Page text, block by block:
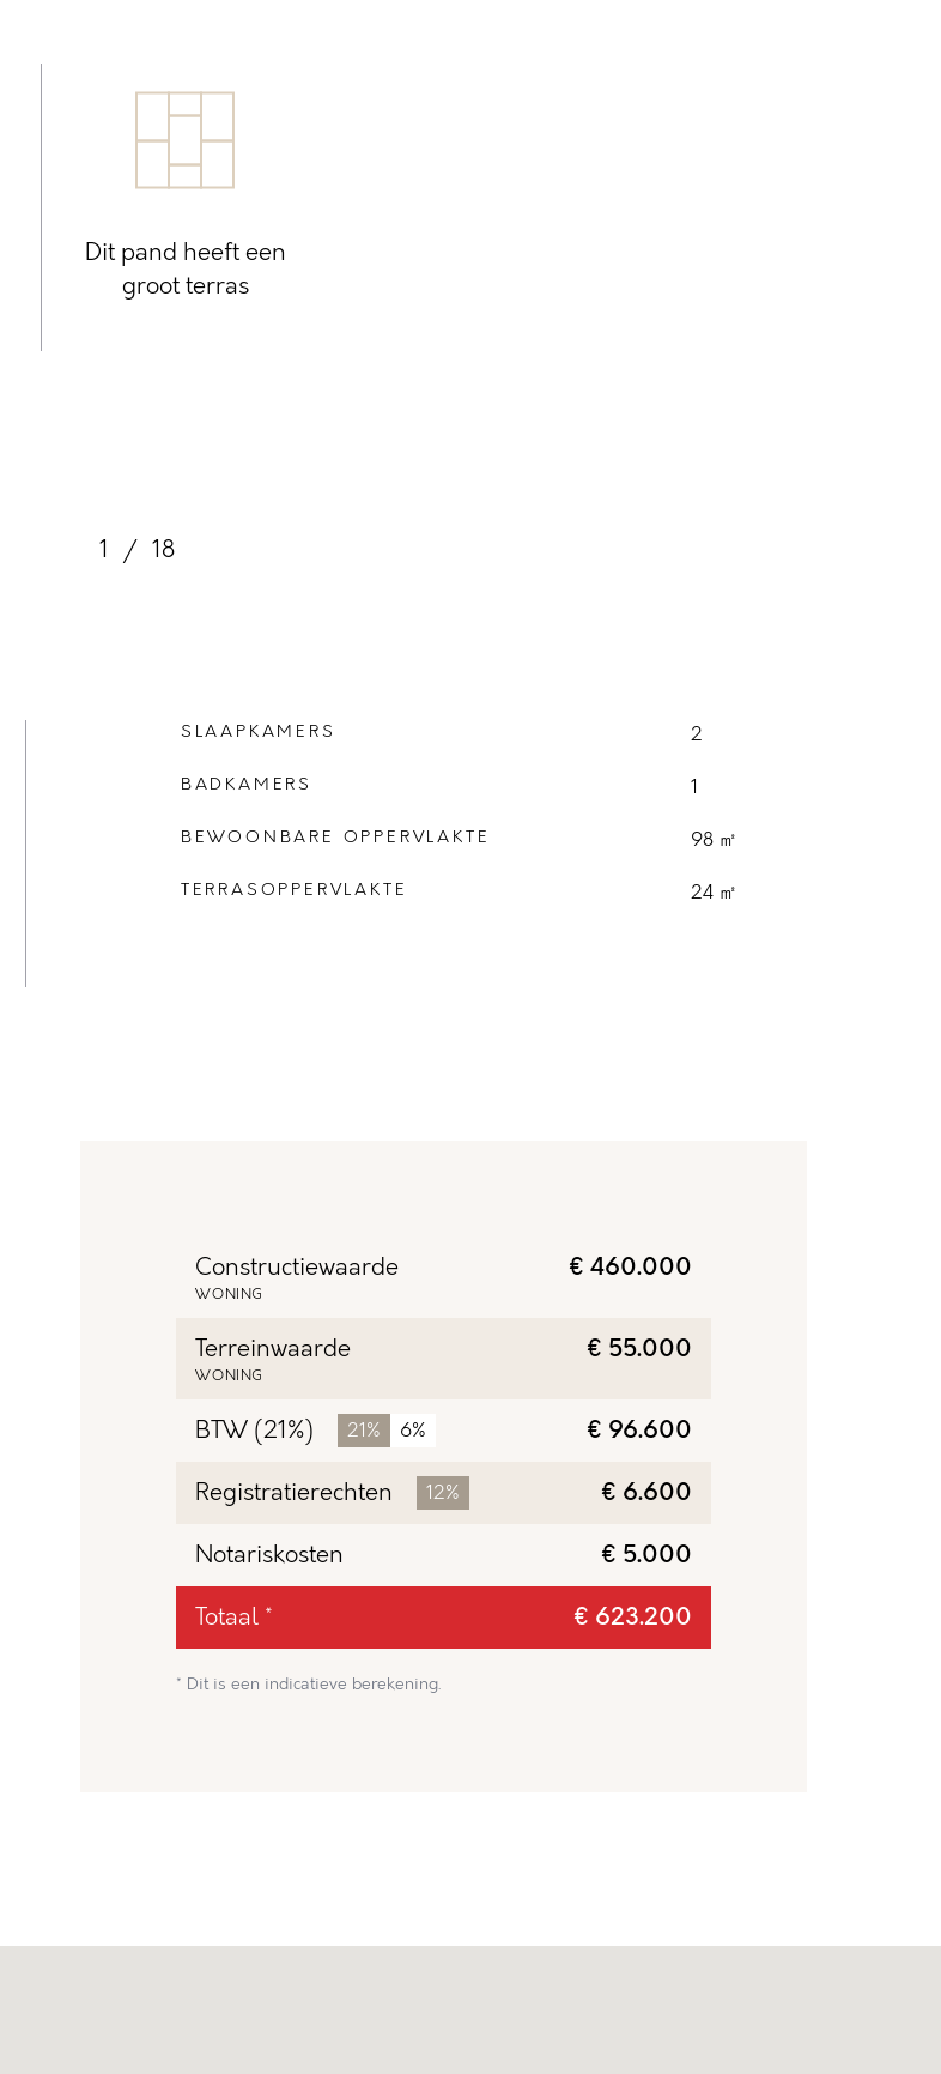
Dit pand heeft een
groot terras
1 / 18
SLAAPKAMERS 2
BADKAMERS 1
BEWOONBARE OPPERVLAKTE 98 ㎡
TERRASOPPERVLAKTE 24 ㎡
Constructiewaarde
WONING
€ 460.000
Terreinwaarde
WONING
€ 55.000
BTW (21%) 21% 6%
€ 96.600
Registratierechten
12%
€ 6.600
Notariskosten
€ 5.000
Totaal *
€ 623.200
* Dit is een indicatieve berekening.